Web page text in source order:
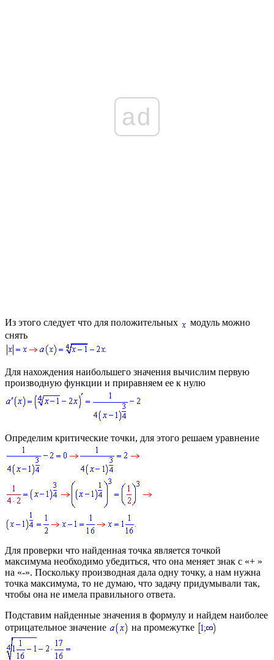
ad
Из этого следует что для положительных
модуль можно
снять
Для нахождения наибольшего значения вычислим первую
производную функции и приравняем ее к нулю
Определим критические точки, для этого решаем уравнение
Для проверки что найденная точка является точкой
максимума необходимо убедиться, что она меняет знак с «+ »
на «-». Поскольку производная дала одну точку, а нам нужна
точка максимума, то не думаю, что задачу придумывали так,
чтобы она не имела правильного ответа.
Подставим найденные значения в формулу и найдем наиболее
отрицательное значение
на промежутке